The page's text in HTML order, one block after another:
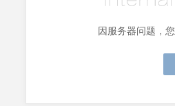
因服务器问题，